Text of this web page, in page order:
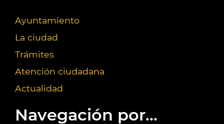
Ayuntamiento
La ciudad
Trámites
Atención ciudadana
Actualidad
Navegación por...